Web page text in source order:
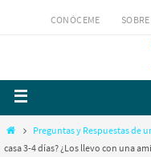
CONÓCEME
Preguntas y Respuestas de
casa 3-4 días? ¿Los llevo con una